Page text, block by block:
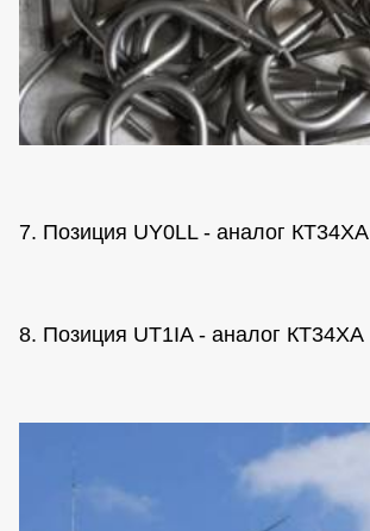
7. Позиция UY0LL - аналог КТ34ХА
8. Позиция UT1IA - аналог КТ34ХА